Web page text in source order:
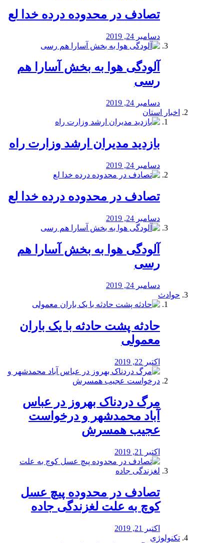
تصادف در محدوده درده خدا لع
دسامبر 24, 2019
آلودگی هوا به بخش آسارا هم
رسی
دسامبر 24, 2019
اخبار استان
بازدید مدیران ارشد وزارت راه
دسامبر 24, 2019
تصادف در محدوده درده خدا لع
دسامبر 24, 2019
آلودگی هوا به بخش آسارا هم
رسی
دسامبر 24, 2019
حوادث
️حادثه پشت حادثه با یک باران
معمولی
اکتبر 22, 2019
مرگ دردناک بهروز در عباس
آباد محمدشهر و درخواست
عجیب همسرش
اکتبر 21, 2019
تصادف در محدوده پیچ عسل
کوچ به علت لغزندگی جاده
اکتبر 21, 2019
تکنولوژی